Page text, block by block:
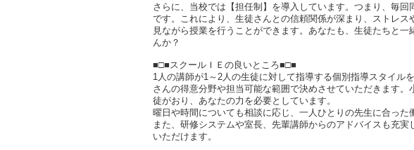
さらに、当校では【担任制】を導入しています。つまり、毎
です。これにより、生徒さんとの信頼関係が深まり、ストレ
見ながら授業を行うことができます。あなたも、生徒たちと
んか？
■□■スクールＩＥの良いところ■□■
1人の講師が1～2人の生徒に対して指導する個別指導スタイル
さんの得意分野や担当可能な範囲で決めさせていただきます
徒がおり、あなたの力を必要としています。
曜日や時間についても相談に応じ、一人ひとりの先生に合った
また、研修システムや室長、先輩講師からのアドバイスも充
いただけます。